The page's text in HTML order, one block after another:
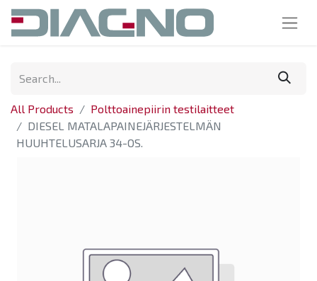
All Products
Polttoainepiirin testilaitteet
DIESEL MATALAPAINEJÄRJESTELMÄN
HUUHTELUSARJA 34-OS.